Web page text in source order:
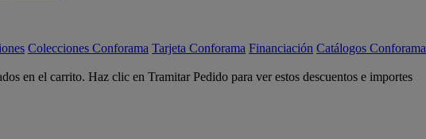
Colecciones Conforama Tarjeta Conforama Financiación Catálogos Conforama
en el carrito. Haz clic en Tramitar Pedido para ver estos descuentos e importes